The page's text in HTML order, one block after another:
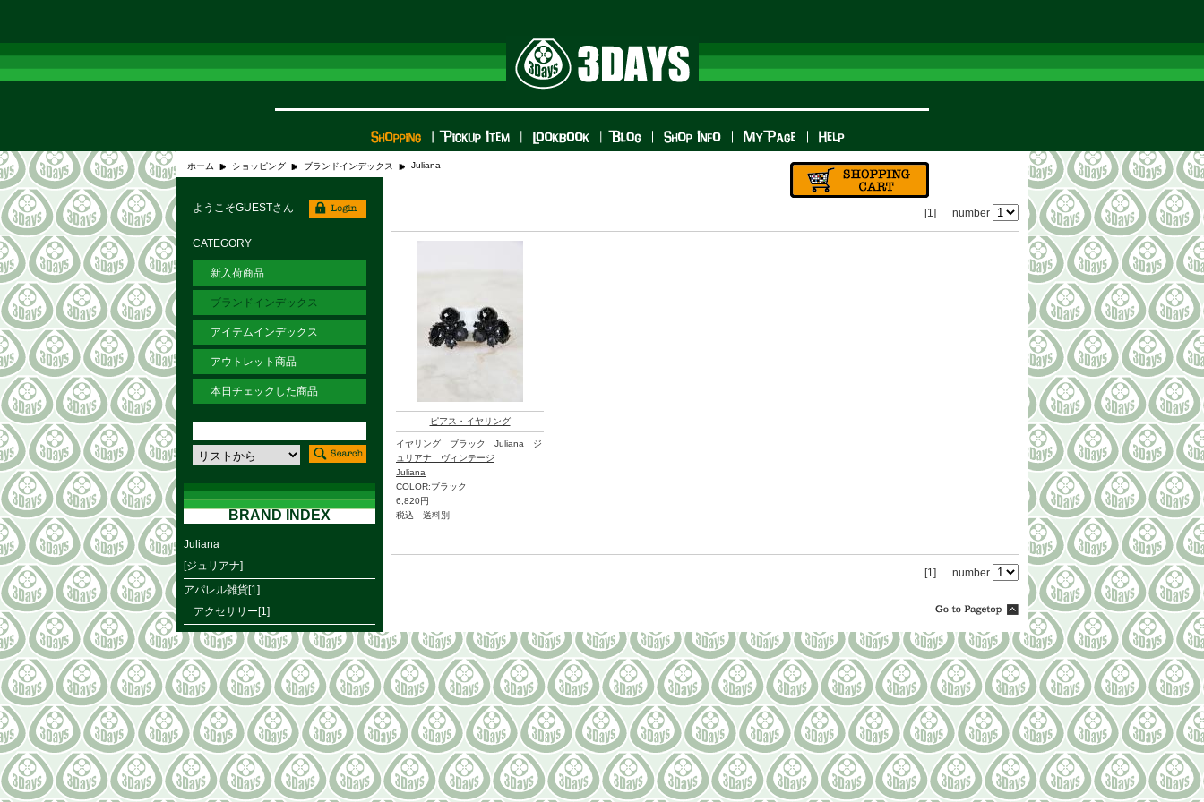
ホーム ショッピング ブランドインデックス Juliana
[1] number
ピアス・イヤリング
イヤリング ブラック Juliana ジ
ュリアナ ヴィンテージ
Juliana
COLOR:ブラック
6,820円
税込 送料別
[1] number
ようこそGUESTさん
CATEGORY
新入荷商品
ブランドインデックス
アイテムインデックス
アウトレット商品
本日チェックした商品
BRAND INDEX
Juliana
[ジュリアナ]
アパレル雑貨[1]
アクセサリー[1]